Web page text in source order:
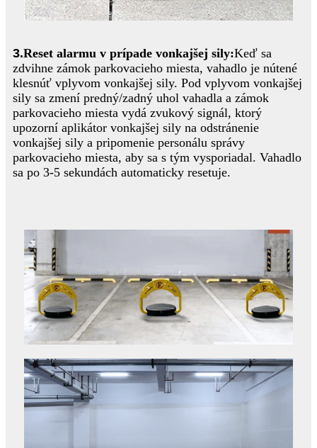
3.Reset alarmu v prípade vonkajšej sily:Keď sa
zdvihne zámok parkovacieho miesta, vahadlo je nútené
klesnúť vplyvom vonkajšej sily. Pod vplyvom vonkajšej
sily sa zmení predný/zadný uhol vahadla a zámok
parkovacieho miesta vydá zvukový signál, ktorý
upozorní aplikátor vonkajšej sily na odstránenie
vonkajšej sily a pripomenie personálu správy
parkovacieho miesta, aby sa s tým vysporiadal. Vahadlo
sa po 3-5 sekundách automaticky resetuje.